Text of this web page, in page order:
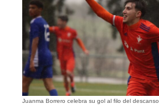
Juanma Borrero celebra su gol al filo del descanso.